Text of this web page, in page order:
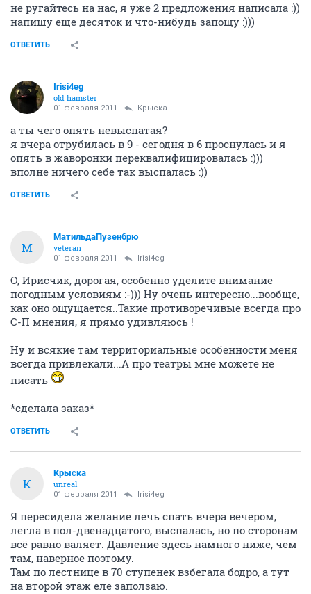
не ругайтесь на нас, я уже 2 предложения написала :))
напишу еще десяток и что-нибудь запощу :)))
ОТВЕТИТЬ
Irisi4eg
old hamster
01 февраля 2011 Крыска
а ты чего опять невыспатая?
я вчера отрубилась в 9 - сегодня в 6 проснулась и я
опять в жаворонки переквалифицировалась :)))
вполне ничего себе так выспалась :))
ОТВЕТИТЬ
М
МатильдаПузенбрю
veteran
01 февраля 2011 Irisi4eg
О, Ирисчик, дорогая, особенно уделите внимание
погодным условиям :-))) Ну очень интересно...вообще,
как оно ощущается..Такие противоречивые всегда про
С-П мнения, я прямо удивляюсь !
Ну и всякие там территориальные особенности меня
всегда привлекали...А про театры мне можете не
писать
*сделала заказ*
ОТВЕТИТЬ
К
Крыска
unreal
01 февраля 2011 Irisi4eg
Я пересидела желание лечь спать вчера вечером,
легла в пол-двенадцатого, выспалась, но по сторонам
всё равно валяет. Давление здесь намного ниже, чем
там, наверное поэтому.
Там по лестнице в 70 ступенек взбегала бодро, а тут
на второй этаж еле заползаю.